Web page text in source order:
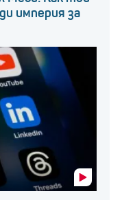
империя за